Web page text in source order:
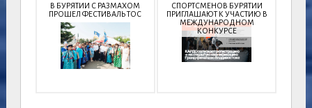
В БУРЯТИИ С РАЗМАХОМ
ПРОШЕЛ ФЕСТИВАЛЬ ТОС
СПОРТСМЕНОВ БУРЯТИИ
ПРИГЛАШАЮТ К УЧАСТИЮ В
МЕЖДУНАРОДНОМ
КОНКУРСЕ